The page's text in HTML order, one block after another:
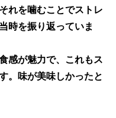
れを噛むことでストレ
時を振り返っていま
感が魅力で、これもス
。味が美味しかったと